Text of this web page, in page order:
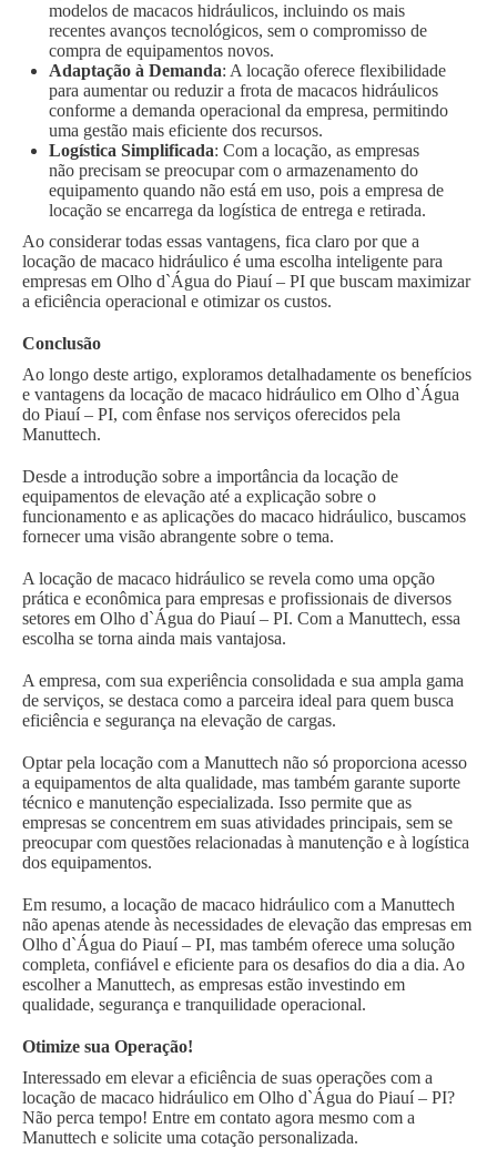
modelos de macacos hidráulicos, incluindo os mais
recentes avanços tecnológicos, sem o compromisso de
compra de equipamentos novos.
Adaptação à Demanda: A locação oferece flexibilidade
para aumentar ou reduzir a frota de macacos hidráulicos
conforme a demanda operacional da empresa, permitindo
uma gestão mais eficiente dos recursos.
Logística Simplificada: Com a locação, as empresas
não precisam se preocupar com o armazenamento do
equipamento quando não está em uso, pois a empresa de
locação se encarrega da logística de entrega e retirada.
Ao considerar todas essas vantagens, fica claro por que a
locação de macaco hidráulico é uma escolha inteligente para
empresas em Olho d`Água do Piauí – PI que buscam maximizar
a eficiência operacional e otimizar os custos.
Conclusão
Ao longo deste artigo, exploramos detalhadamente os benefícios
e vantagens da locação de macaco hidráulico em Olho d`Água
do Piauí – PI, com ênfase nos serviços oferecidos pela
Manuttech.
Desde a introdução sobre a importância da locação de
equipamentos de elevação até a explicação sobre o
funcionamento e as aplicações do macaco hidráulico, buscamos
fornecer uma visão abrangente sobre o tema.
A locação de macaco hidráulico se revela como uma opção
prática e econômica para empresas e profissionais de diversos
setores em Olho d`Água do Piauí – PI. Com a Manuttech, essa
escolha se torna ainda mais vantajosa.
A empresa, com sua experiência consolidada e sua ampla gama
de serviços, se destaca como a parceira ideal para quem busca
eficiência e segurança na elevação de cargas.
Optar pela locação com a Manuttech não só proporciona acesso
a equipamentos de alta qualidade, mas também garante suporte
técnico e manutenção especializada. Isso permite que as
empresas se concentrem em suas atividades principais, sem se
preocupar com questões relacionadas à manutenção e à logística
dos equipamentos.
Em resumo, a locação de macaco hidráulico com a Manuttech
não apenas atende às necessidades de elevação das empresas em
Olho d`Água do Piauí – PI, mas também oferece uma solução
completa, confiável e eficiente para os desafios do dia a dia. Ao
escolher a Manuttech, as empresas estão investindo em
qualidade, segurança e tranquilidade operacional.
Otimize sua Operação!
Interessado em elevar a eficiência de suas operações com a
locação de macaco hidráulico em Olho d`Água do Piauí – PI?
Não perca tempo! Entre em contato agora mesmo com a
Manuttech e solicite uma cotação personalizada.